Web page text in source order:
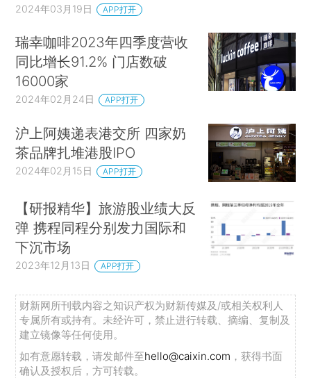
2024年03月19日 APP打开
瑞幸咖啡2023年四季度营收
同比增长91.2% 门店数破
16000家
2024年02月24日 APP打开
沪上阿姨递表港交所 四家奶
茶品牌扎堆港股IPO
2024年02月15日 APP打开
【研报精华】旅游股业绩大反
弹 携程同程分别发力国际和
下沉市场
2023年12月13日 APP打开
财新网所刊载内容之知识产权为财新传媒及/或相关权利人
专属所有或持有。未经许可，禁止进行转载、摘编、复制及
建立镜像等任何使用。
如有意愿转载，请发邮件至hello@caixin.com ，获得书面
确认及授权后，方可转载。